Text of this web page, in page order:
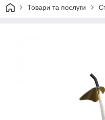
Товари та послуги